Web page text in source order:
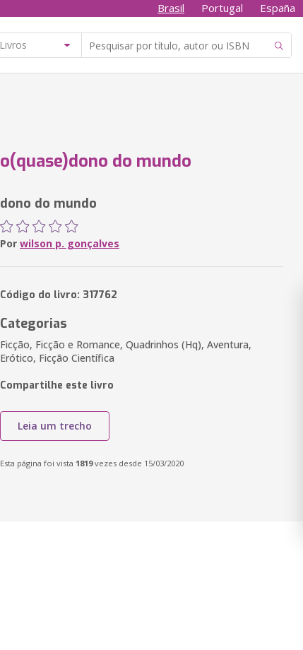
Brasil Portugal España
o(quase)dono do mundo
dono do mundo
Por wilson p. gonçalves
Código do livro: 317762
Categorias
Ficção, Ficção e Romance, Quadrinhos (Hq), Aventura,
Erótico, Ficção Científica
Compartilhe este livro
Leia um trecho
Esta página foi vista 1819vezes desde 15/03/2020